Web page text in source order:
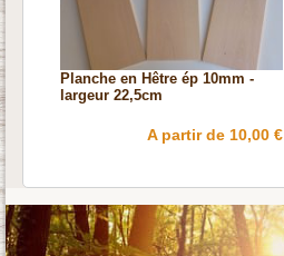
Planche en Hêtre ép 10mm -
largeur 22,5cm
A partir de 10,00 €